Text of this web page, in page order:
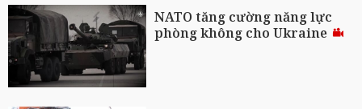
NATO tăng cường năng lực
phòng không cho Ukraine